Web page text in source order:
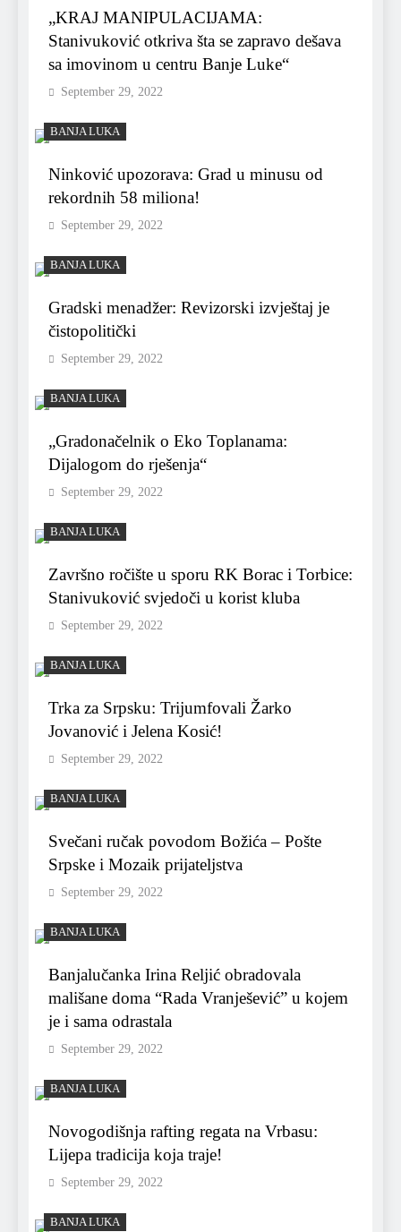
„KRAJ MANIPULACIJAMA:
Stanivuković otkriva šta se zapravo dešava
sa imovinom u centru Banje Luke“
September 29, 2022
BANJA LUKA
Ninković upozorava: Grad u minusu od
rekordnih 58 miliona!
September 29, 2022
BANJA LUKA
Gradski menadžer: Revizorski izvještaj je
čistopolitički
September 29, 2022
BANJA LUKA
„Gradonačelnik o Eko Toplanama:
Dijalogom do rješenja“
September 29, 2022
BANJA LUKA
Završno ročište u sporu RK Borac i Torbice:
Stanivuković svjedoči u korist kluba
September 29, 2022
BANJA LUKA
Trka za Srpsku: Trijumfovali Žarko
Jovanović i Jelena Kosić!
September 29, 2022
BANJA LUKA
Svečani ručak povodom Božića – Pošte
Srpske i Mozaik prijateljstva
September 29, 2022
BANJA LUKA
Banjalučanka Irina Reljić obradovala
mališane doma “Rada Vranješević” u kojem
je i sama odrastala
September 29, 2022
BANJA LUKA
Novogodišnja rafting regata na Vrbasu:
Lijepa tradicija koja traje!
September 29, 2022
BANJA LUKA